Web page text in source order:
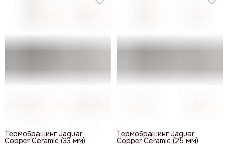
Термобрашинг Jaguar
Copper Ceramic (33 мм)
Термобрашинг Jaguar
Copper Ceramic (25 мм)